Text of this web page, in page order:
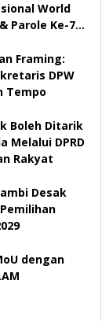
World
Parole Ke-7
Framing:
DPW
Tempo
Boleh Ditarik
Melalui DPRD
Rakyat
Desak
dengan